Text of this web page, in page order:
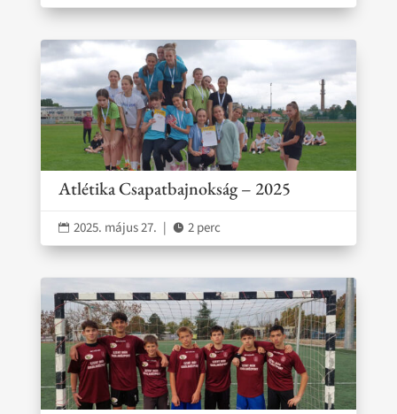
Atlétika Csapatbajnokság – 2025
 2025. május 27. |  2 perc